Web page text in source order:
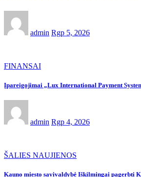
admin Rgp 5, 2026
FINANSAI
Įpareigojimai „Lux International Payment
admin Rgp 4, 2026
ŠALIES NAUJIENOS
Kauno miesto savivaldybė Iškilmingai pagerbti